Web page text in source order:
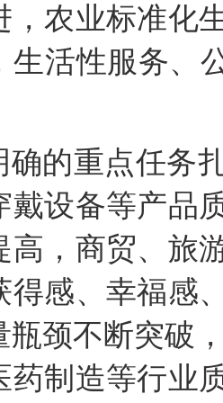
，农业标准化
生活性服务、
确的重点任务
戴设备等产品
高，商贸、旅
得感、幸福感
瓶颈不断突破
药制造等行业